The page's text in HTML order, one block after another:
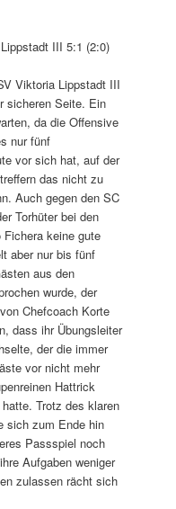
III 5:1 (2:0)
Viktoria Lippstadt III
sicheren Seite. Ein
da die Offensive
nur fünf
vor sich hat, auf der
das nicht zu
Auch gegen den SC
Torhüter bei den
Fichera keine gute
aber nur bis fünf
aus den
wurde, der
Chefcoach Korte
dass ihr Übungsleiter
der die immer
vor nicht mehr
Hattrick
Trotz des klaren
sich zum Ende hin
Passspiel noch
Aufgaben weniger
zulassen rächt sich